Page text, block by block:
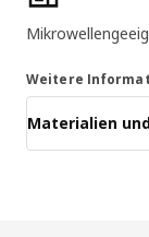
Weitere
Materialien